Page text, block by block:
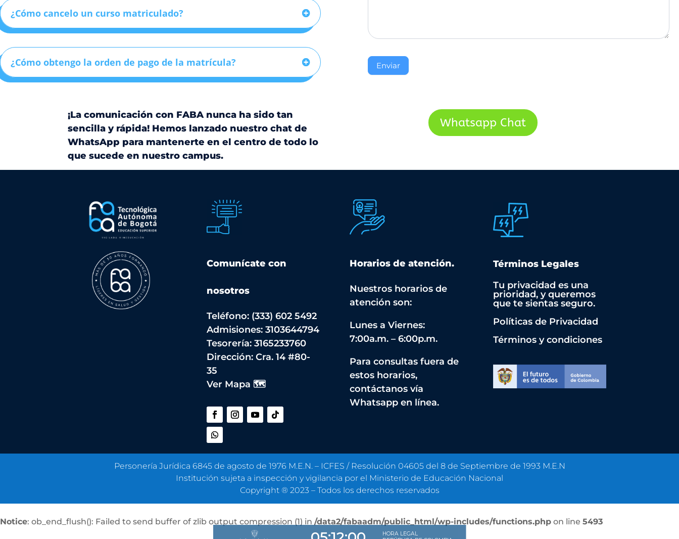
¿Cómo cancelo un curso matriculado?
¿Cómo obtengo la orden de pago de la matrícula? Enviar
¡La comunicación con FABA nunca ha sido tan
sencilla y rápida! Hemos lanzado nuestro chat de
WhatsApp para mantenerte en el centro de todo lo
que sucede en nuestro campus.
Whatsapp Chat
Comunícate con
nosotros
Teléfono: (333) 602 5492
Admisiones: 3103644794
Tesorería: 3165233760
Dirección: Cra. 14 #80-
35
Ver Mapa 🗺️
Horarios de atención.
Nuestros horarios de
atención son:
Lunes a Viernes:
7:00a.m. – 6:00p.m.
Para consultas fuera de
estos horarios,
contáctanos vía
Whatsapp en línea.
Términos Legales
Tu privacidad es una
prioridad, y queremos
que te sientas seguro.
Políticas de Privacidad
Términos y condiciones
Personería Jurídica 6845 de agosto de 1976 M.E.N. – ICFES / Resolución 04605 del 8 de Septiembre de 1993 M.E.N
Institución sujeta a inspección y vigilancia por el Ministerio de Educación Nacional
Copyright ® 2023 – Todos los derechos reservados
Notice: ob_end_flush(): Failed to send buffer of zlib output compression (1) in /data2/fabaadm/public_html/wp-includes/functions.php on line 5493